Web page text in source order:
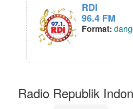
RDI
96.4 FM
Format:
Radio Republik